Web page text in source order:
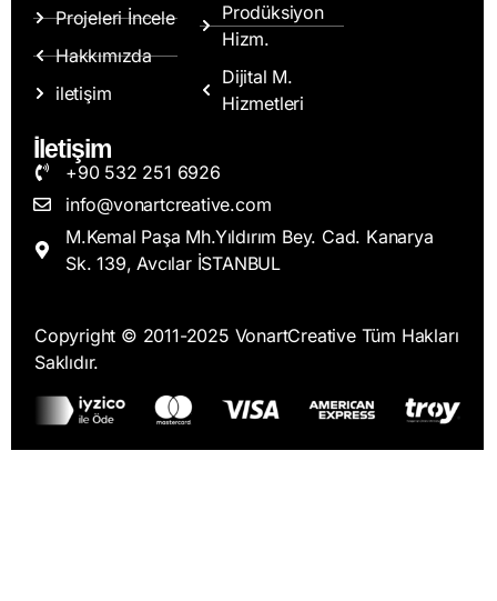
Projeleri İncele
Hakkımızda
iletişim
Prodüksiyon
Hizm.
Dijital M.
Hizmetleri
İletişim
+90 532 251 6926
info@vonartcreative.com
M.Kemal Paşa Mh.Yıldırım Bey. Cad. Kanarya
Sk. 139, Avcılar İSTANBUL
Copyright © 2011-2025 VonartCreative Tüm Hakları
Saklıdır.